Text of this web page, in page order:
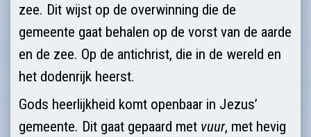
zee. Dit wijst op de overwinning die de
gemeente gaat behalen op de vorst van de aarde
en de zee. Op de antichrist, die in de wereld en
het dodenrijk heerst.
Gods heerlijkheid komt openbaar in Jezus’
gemeente. Dit gaat gepaard met vuur, met hevig